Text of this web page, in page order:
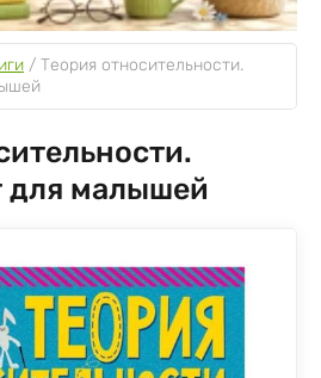
/ Теория относительности.
для малышей